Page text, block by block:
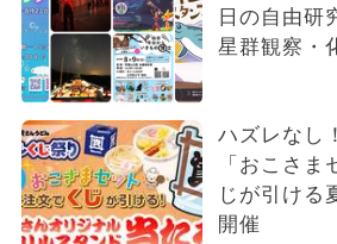
日の自由研
星群観察・
ハズレなし
「おこさま
じが引ける
開催